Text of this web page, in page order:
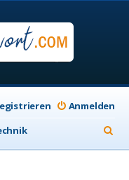
Anmelden
u